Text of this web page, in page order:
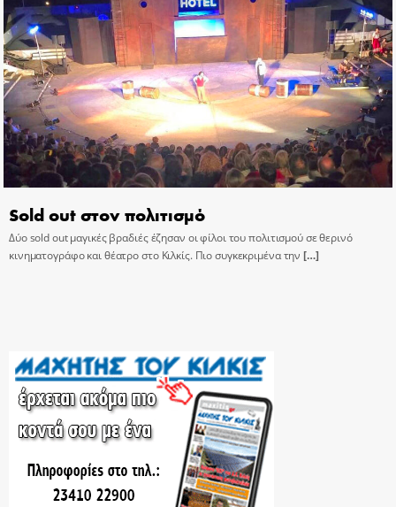
Sold out στον πολιτισμό
Δύο sold out μαγικές βραδιές έζησαν οι φίλοι του πολιτισμού σε θερινό
κινηματογράφο και θέατρο στο Κιλκίς. Πιο συγκεκριμένα την […]